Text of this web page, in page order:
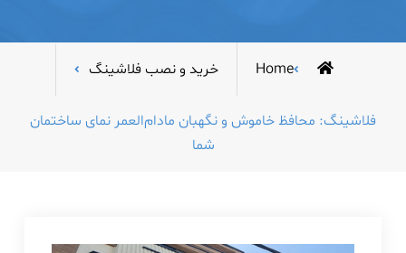
Home خرید و نصب فلاشینگ
فلاشینگ: محافظ خاموش و نگهبان مادام‌العمر نمای ساختمان
شما